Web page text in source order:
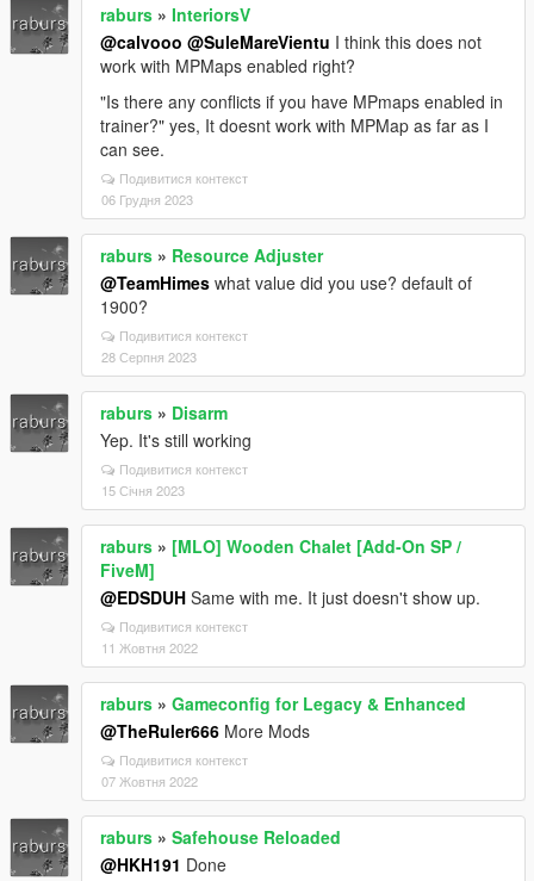
raburs » InteriorsV
@calvooo @SuleMareVientu I think this does not
work with MPMaps enabled right?
"Is there any conflicts if you have MPmaps enabled in
trainer?" yes, It doesnt work with MPMap as far as I
can see.
Подивитися контекст
06 Грудня 2023
raburs » Resource Adjuster
@TeamHimes what value did you use? default of
1900?
Подивитися контекст
28 Серпня 2023
raburs » Disarm
Yep. It's still working
Подивитися контекст
15 Січня 2023
raburs » [MLO] Wooden Chalet [Add-On SP /
FiveM]
@EDSDUH Same with me. It just doesn't show up.
Подивитися контекст
11 Жовтня 2022
raburs » Gameconfig for Legacy & Enhanced
@TheRuler666 More Mods
Подивитися контекст
07 Жовтня 2022
raburs » Safehouse Reloaded
@HKH191 Done